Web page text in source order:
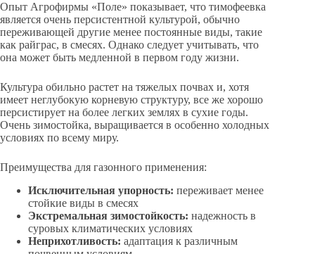
Опыт Агрофирмы «Поле» показывает, что тимофеевка
является очень персистентной культурой, обычно
переживающей другие менее постоянные виды, такие
как райграс, в смесях. Однако следует учитывать, что
она может быть медленной в первом году жизни.
Культура обильно растет на тяжелых почвах и, хотя
имеет неглубокую корневую структуру, все же хорошо
персистирует на более легких землях в сухие годы.
Очень зимостойка, выращивается в особенно холодных
условиях по всему миру.
Преимущества для газонного применения:
Исключительная упорность: переживает менее
стойкие виды в смесях
Экстремальная зимостойкость: надежность в
суровых климатических условиях
Неприхотливость: адаптация к различным